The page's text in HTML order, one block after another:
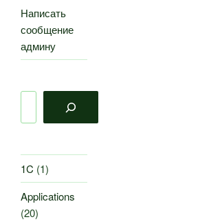
Написать
сообщение
админу
1C (1)
Applications
(20)